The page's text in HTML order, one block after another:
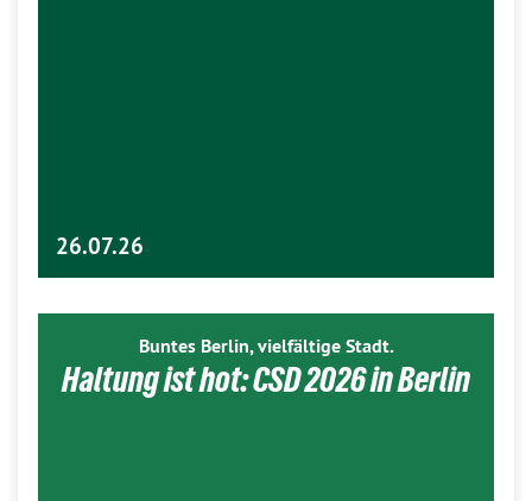
26.07.26
Buntes Berlin, vielfältige Stadt.
Haltung ist hot: CSD 2026 in Berlin